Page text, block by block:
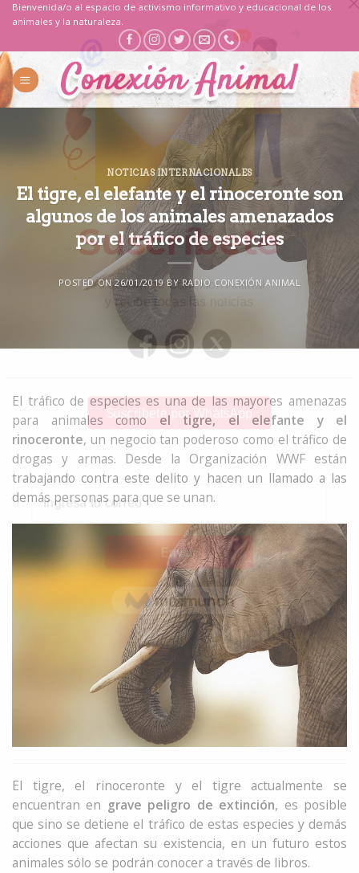
Saltar
contenido
Bienvenida/o al espacio de activismo informativo y educacional de los
animales y la naturaleza.
NOTICIAS INTERNACIONALES
El tigre, el elefante y el rinoceronte son
algunos de los animales amenazados
por el tráfico de especies
POSTED ON26/01/2019 BY RADIO CONEXIÓN ANIMAL
El tráfico de especies es una de las mayores amenazas
para animales comoel tigre, el elefante y el
rinoceronte, un negocio tan poderoso como el tráfico de
drogas y armas. Desde la Organización WWF están
trabajando contra este delito y hacen un llamado a las
demás personas para que se unan.
El tigre, el rinoceronte y el tigre actualmente se
encuentran en grave peligro de extinción, es posible
que sino se detiene el tráfico de estas especies y demás
acciones que afectan su existencia, en un futuro estos
animales sólo se podrán conocer a través de libros.